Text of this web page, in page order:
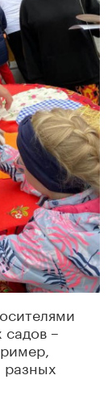
садов –
разных